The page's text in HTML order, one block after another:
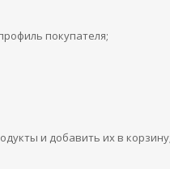
покупателя;
и добавить их в